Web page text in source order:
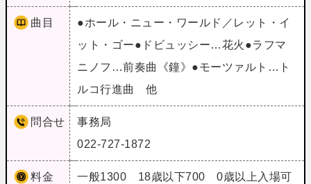
曲目
●ホール・ニュー・ワールド／レット・イ
ット・ゴー●ドビュッシー…花火●ラフマ
ニノフ…前奏曲《鐘》●モーツァルト…ト
ルコ行進曲 他
問合せ
事務局
022-727-1872
料金 一般1300 18歳以下700 0歳以上入場可